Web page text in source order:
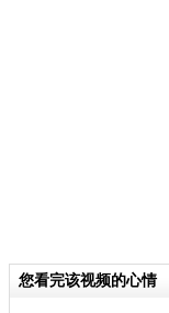
您看完该视频的心情